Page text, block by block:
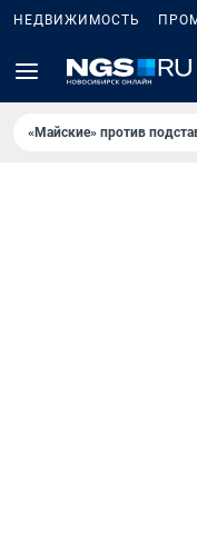
НЕДВИЖИМОСТЬ
«Майские» против